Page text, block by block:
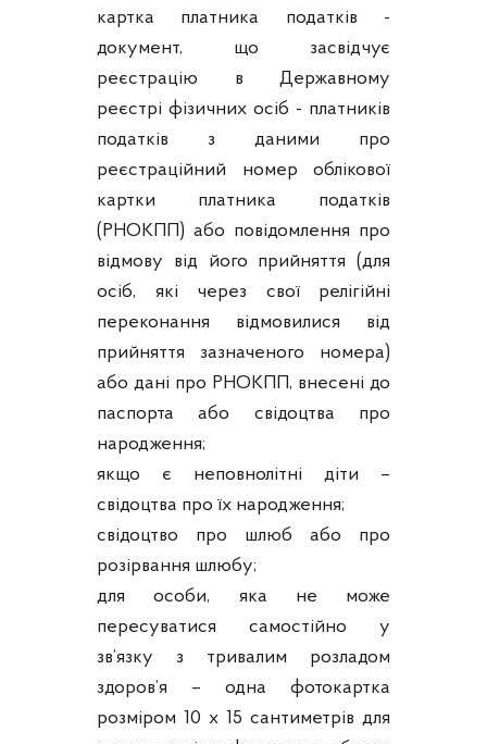
картка платника податків -
документ, що засвідчує
реєстрацію в Державному
реєстрі фізичних осіб - платників
податків з даними про
реєстраційний номер облікової
картки платника податків
(РНОКПП) або повідомлення про
відмову від його прийняття (для
осіб, які через свої релігійні
переконання відмовилися від
прийняття зазначеного номера)
або дані про РНОКПП, внесені до
паспорта або свідоцтва про
народження;
якщо є неповнолітні діти –
свідоцтва про їх народження;
свідоцтво про шлюб або про
розірвання шлюбу;
для особи, яка не може
пересуватися самостійно у
зв’язку з тривалим розладом
здоров’я – одна фотокартка
розміром 10 х 15 сантиметрів для